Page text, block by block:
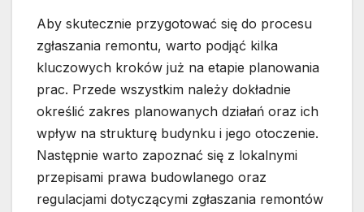
Aby skutecznie przygotować się do procesu
zgłaszania remontu, warto podjąć kilka
kluczowych kroków już na etapie planowania
prac. Przede wszystkim należy dokładnie
określić zakres planowanych działań oraz ich
wpływ na strukturę budynku i jego otoczenie.
Następnie warto zapoznać się z lokalnymi
przepisami prawa budowlanego oraz
regulacjami dotyczącymi zgłaszania remontów